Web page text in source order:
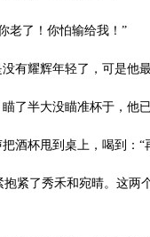
了！你怕输给我！”
耀辉年轻了，可是他最
半大没瞄准杯于，他已
酒杯甩到桌上，喝到：“
了秀禾和宛晴。这两